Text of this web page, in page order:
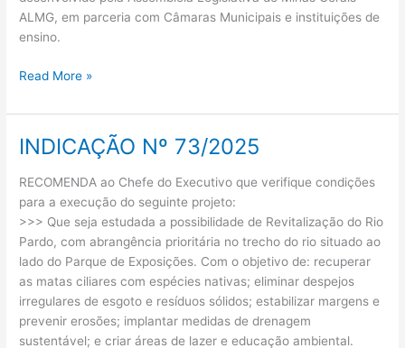
ALMG, em parceria com Câmaras Municipais e instituições de
ensino.
Read More »
INDICAÇÃO Nº 73/2025
RECOMENDA ao Chefe do Executivo que verifique condições
para a execução do seguinte projeto:
>>> Que seja estudada a possibilidade de Revitalização do Rio
Pardo, com abrangência prioritária no trecho do rio situado ao
lado do Parque de Exposições. Com o objetivo de: recuperar
as matas ciliares com espécies nativas; eliminar despejos
irregulares de esgoto e resíduos sólidos; estabilizar margens e
prevenir erosões; implantar medidas de drenagem
sustentável; e criar áreas de lazer e educação ambiental.
INDICAÇÃO
73/2025